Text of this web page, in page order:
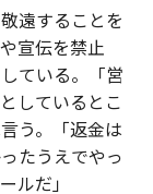
遠することを
宣伝を禁止
ている。「営
しているとこ
う。「返金は
たうえでやっ
ルだ」